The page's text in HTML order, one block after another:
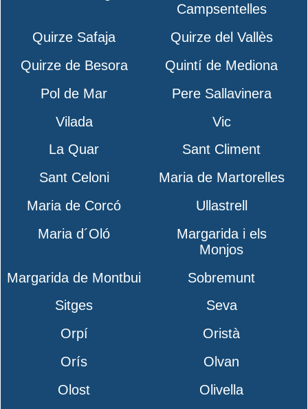
Campsentelles
Quirze Safaja
Quirze del Vallès
Quirze de Besora
Quintí de Mediona
Pol de Mar
Pere Sallavinera
Vilada
Vic
La Quar
Sant Climent
Sant Celoni
Maria de Martorelles
Maria de Corcó
Ullastrell
Maria d´Oló
Margarida i els
Monjos
Margarida de Montbui
Sobremunt
Sitges
Seva
Orpí
Oristà
Orís
Olvan
Olost
Olivella